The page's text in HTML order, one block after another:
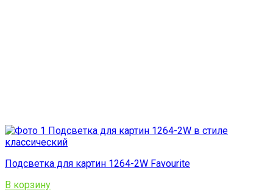
Подсветка для картин 1264-2W Favourite
В корзину